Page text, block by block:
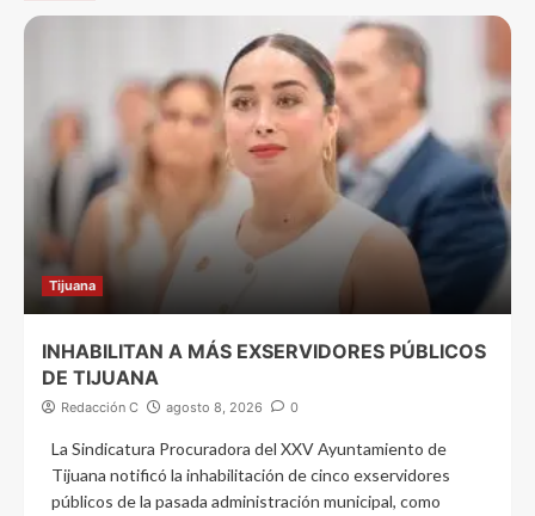
Tijuana
INHABILITAN A MÁS EXSERVIDORES PÚBLICOS
DE TIJUANA
Redacción C agosto 8, 2026 0
La Sindicatura Procuradora del XXV Ayuntamiento de
Tijuana notificó la inhabilitación de cinco exservidores
públicos de la pasada administración municipal, como